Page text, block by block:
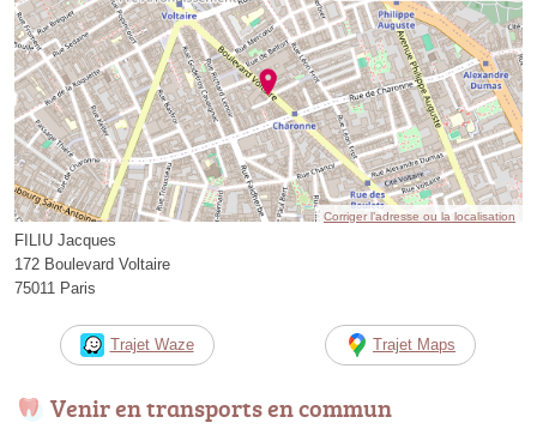
Corriger l’adresse ou la localisation
FILIU Jacques
172 Boulevard Voltaire
75011 Paris
Trajet Waze Trajet Maps
Venir en transports en commun